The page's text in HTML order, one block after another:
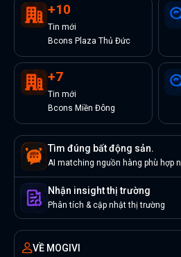
+10
Tin mới
Bcons Plaza Thủ Đức
+7
Tin mới
Bcons Miền Đông
Tìm đúng bất động sản.
AI matching nguồn hàng phù hợp
Nhận insight thị trường
Phân tích & cập nhật thị trường
VỀ MOGIVI